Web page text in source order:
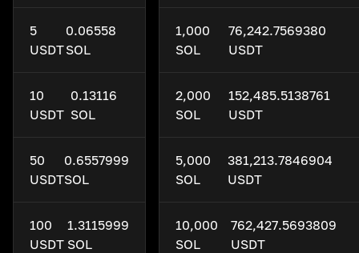
5
USDT
0.06558
SOL
10
USDT
0.13116
SOL
50
USDT
0.6557999
SOL
100
USDT
1.3115999
SOL
1,000
SOL
76,242.7569380
USDT
2,000
SOL
152,485.5138761
USDT
5,000
SOL
381,213.7846904
USDT
10,000
SOL
762,427.5693809
USDT